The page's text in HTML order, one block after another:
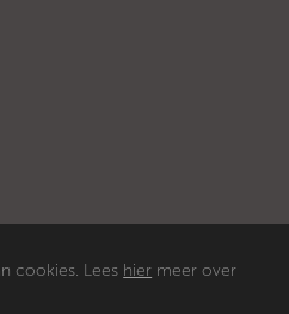
cookies. Lees hier meer over